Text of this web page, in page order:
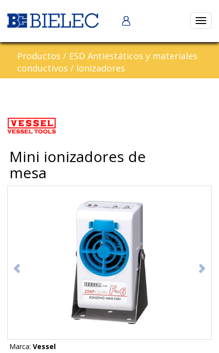
Abrir
Productos / ESD Antiestáticos y materiales
conductivos / Ionizadores
Mini ionizadores de
mesa
Marca:Vessel